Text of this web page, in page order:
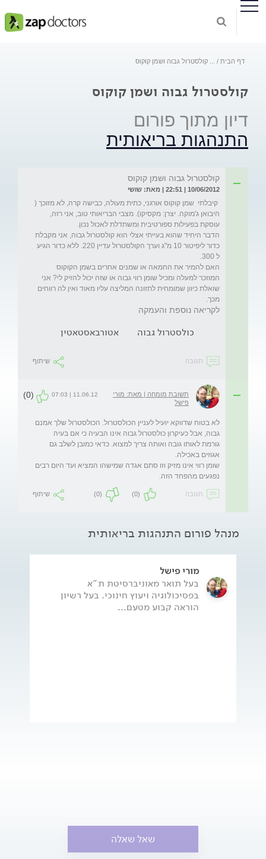
דף הבית קולסטרול גבוה ושמן קוקוס
קולסטרול גבוה ושמן קוקוס
דיון מתוך פורום
התנהגות בריאותית
קולסטרול גבוה ושמן קוקוס
10/06/2012 | 22:51 | מאת: שושי
קיבלתי  שמן קוקוס אורגני, כתית מעולה, כבישה קרה, לא מזוכך (
היבואן ג'מוקה. יצרן: מקסיקו). מצבי הבריאותי טוב, אני רזה,
הדבר היחיד שהוא בעייתי אצלי הוא קולסטרול גבוה, אני מקבלת
כדור ליפיטור 10 מ"ג וערך הקולסטרול עדיין 220. ללא כדור הגיע
האם להמיר את החמאה או שמנים אחרים בשמן הקוקוס
המוזכר למעלה ומכיל שומן רווי גבוה או שזה יכול להזיק לי? אני
שואלת כיוון שמומחית לתזונה המליצה עליו מאוד ואין לה רווחים
מכך.
לקריאה נוספת והעמקה
כולסטרול גבוה אטורבאסטאטין
תגובה שיתוף
תשובת מומחה | מאת: מורי
פישל
11.06.12 | 07:03
(0)
לא בטוח שדווקא יועיל לעניין הכולסטרול. הכולסטרול שלך אמנם
גבוה, אבל כעיקרון כולסטרול גבוה אינו הבעיה כי אם בעיה
גורמת לאותו גובה ואותה צריך למצוא. כדאי כמובן לשלב גם
שומן רווי אינו מזיק וזו סתם אגדה שמישהו המציא ועד היום רבים
נפגעים מהפחד הזה.
תגובה (0)
(0) שיתוף
מנהל פורום התנהגות בריאותית
מורי פישל
בעל תואר מאוניברסיטת ת"א
בפסיכולוגיה ויעוץ חינוכי. בעל רשיון
הוראה קבוע מטעם...
שאל שאלה